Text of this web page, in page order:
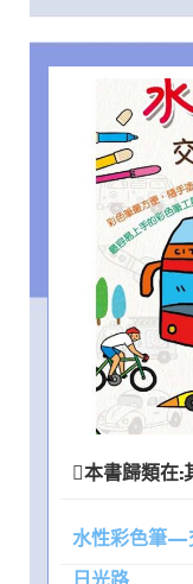
本書歸類在:
水性彩色筆—